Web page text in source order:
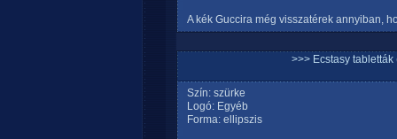
A kék Guccira még visszatérek annyiban,
>>> Ecstasy tabletták
Szín: szürke
Logó: Egyéb
Forma: ellipszis